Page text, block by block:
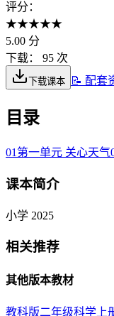
评分：
★★★★★
5.00 分
下载：
95 次
下载课本 📝 配套
目录
01 第一单元 关心天气
课本简介
小学 2025
相关推荐
其他版本教材
教科版二年级科学上